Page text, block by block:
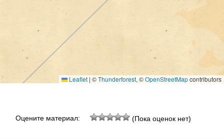
Leaflet | ©Thunderforest, ©OpenStreetMapcontributors
Оцените материал: (Пока оценок нет)